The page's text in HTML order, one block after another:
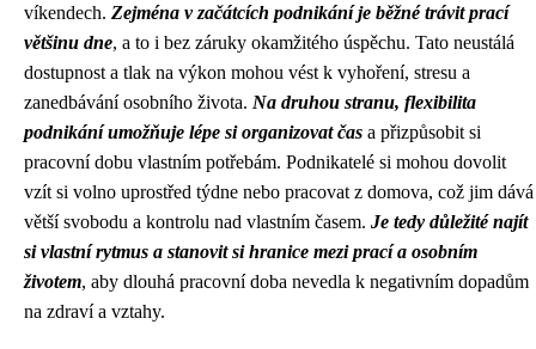
víkendech. Zejména v začátcích podnikání je běžné trávit prací
většinu dne, a to i bez záruky okamžitého úspěchu. Tato neustálá
dostupnost a tlak na výkon mohou vést k vyhoření, stresu a
zanedbávání osobního života. Na druhou stranu, flexibilita
podnikání umožňuje lépe si organizovat čas a přizpůsobit si
pracovní dobu vlastním potřebám. Podnikatelé si mohou dovolit
vzít si volno uprostřed týdne nebo pracovat z domova, což jim dává
větší svobodu a kontrolu nad vlastním časem. Je tedy důležité najít
si vlastní rytmus a stanovit si hranice mezi prací a osobním
životem, aby dlouhá pracovní doba nevedla k negativním dopadům
na zdraví a vztahy.